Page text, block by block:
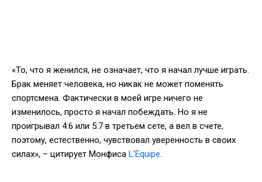
«То, что я женился, не означает, что я начал лучше играть.
Брак меняет человека, но никак не может поменять
спортсмена. Фактически в моей игре ничего не
изменилось, просто я начал побеждать. Но я не
проигрывал 4:6 или 5:7 в третьем сете, а вел в счете,
поэтому, естественно, чувствовал уверенность в своих
силах», – цитирует Монфиса L'Equipe.